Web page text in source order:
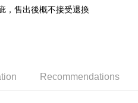
，售出後概不接受退換
Recommendations